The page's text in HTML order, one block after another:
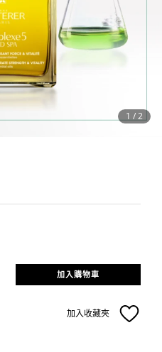
1 /2
加入購物車
加入收藏夾